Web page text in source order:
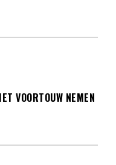
VOORTOUW NEMEN